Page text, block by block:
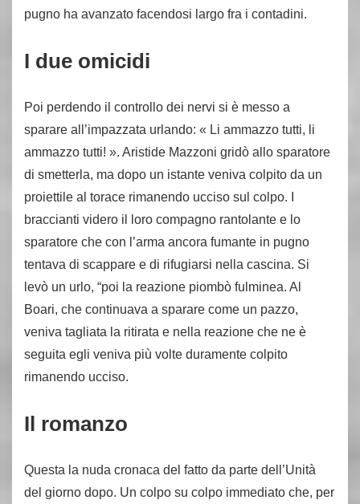
pugno ha avanzato facendosi largo fra i contadini.
I due omicidi
Poi perdendo il controllo dei nervi si è messo a
sparare all’impazzata urlando: « Li ammazzo tutti, li
ammazzo tutti! ». Aristide Mazzoni gridò allo sparatore
di smetterla, ma dopo un istante veniva colpito da un
proiettile al torace rimanendo ucciso sul colpo. I
braccianti videro il loro compagno rantolante e lo
sparatore che con l’arma ancora fumante in pugno
tentava di scappare e di rifugiarsi nella cascina. Si
levò un urlo, “poi la reazione piombò fulminea. Al
Boari, che continuava a sparare come un pazzo,
veniva tagliata la ritirata e nella reazione che ne è
seguita egli veniva più volte duramente colpito
rimanendo ucciso.
Il romanzo
Questa la nuda cronaca del fatto da parte dell’Unità
del giorno dopo. Un colpo su colpo immediato che, per